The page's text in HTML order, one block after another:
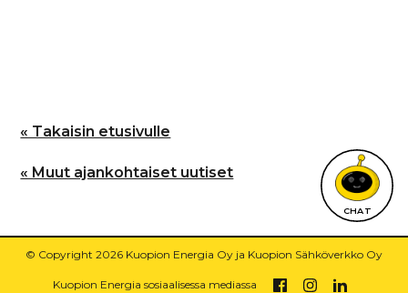
« Takaisin etusivulle
« Muut ajankohtaiset uutiset
© Copyright 2026 Kuopion Energia Oy ja Kuopion Sähköverkko Oy
Kuopion Energia sosiaalisessa mediassa
CHAT